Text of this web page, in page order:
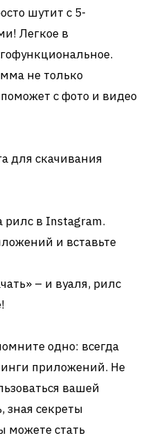
шутит с 5-
Легкое в
не только
с фото и видео
для скачивания
рилс в Instagram.
и вставьте
– и вуаля, рилс
одно: всегда
приложений. Не
вашей
зная секреты
можете стать